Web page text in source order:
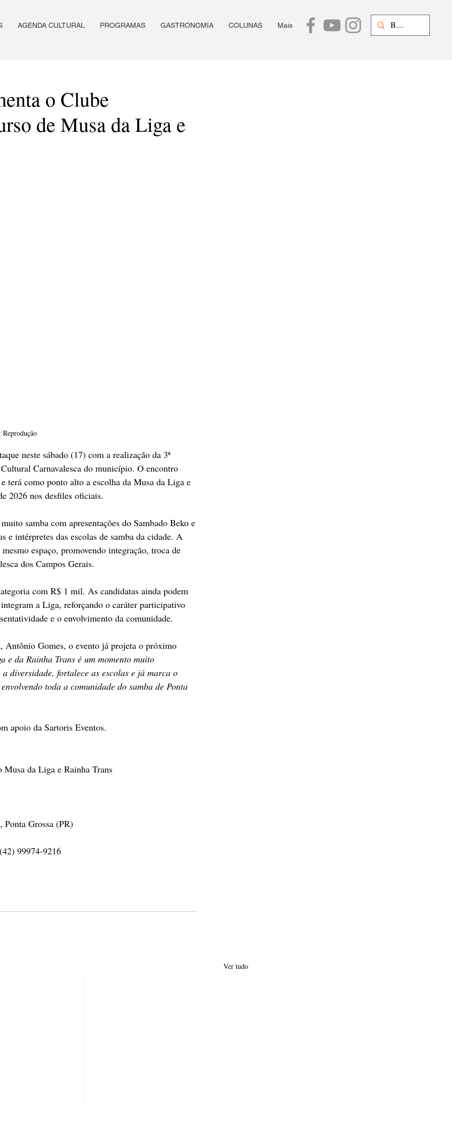
AGENDA CULTURAL PROGRAMAS GASTRONOMIA COLUNAS Mais
o Clube
de Musa da Liga e
Reprodução
neste sábado (17) com a realização da 3ª
Carnavalesca do município. O encontro
terá como ponto alto a escolha da Musa da Liga e
2026 nos desfiles oficiais.
samba com apresentações do Sambado Beko e
e intérpretes das escolas de samba da cidade. A
espaço, promovendo integração, troca de
dos Campos Gerais.
com R$ 1 mil. As candidatas ainda podem
a Liga, reforçando o caráter participativo
e o envolvimento da comunidade.
Antônio Gomes, o evento já projeta o próximo
e da Rainha Trans é um momento muito
diversidade, fortalece as escolas e já marca o
toda a comunidade do samba de Ponta
apoio da Sartoris Eventos.
da Liga e Rainha Trans
Grossa (PR)
99974-9216
Ver tudo